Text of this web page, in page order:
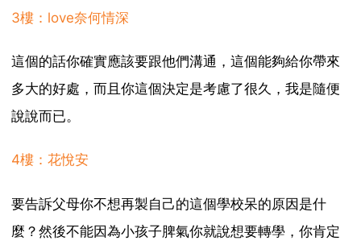
3樓：love奈何情深
這個的話你確實應該要跟他們溝通，這個能夠給你帶來
多大的好處，而且你這個決定是考慮了很久，我是隨便
說說而已。
4樓：花悅安
要告訴父母你不想再製自己的這個學校呆的原因是什
麼？然後不能因為小孩子脾氣你就說想要轉學，你肯定